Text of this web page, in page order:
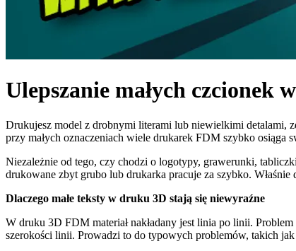
Ulepszanie małych czcionek
Drukujesz model z drobnymi literami lub niewielkimi detalami,
przy małych oznaczeniach wiele drukarek FDM szybko osiąga
Niezależnie od tego, czy chodzi o logotypy, grawerunki,
drukowane zbyt grubo lub drukarka pracuje za szybko.
Dlaczego małe teksty w druku 3D stają się niewyraźne
W druku 3D FDM materiał nakładany jest linia po linii.
szerokości linii. Prowadzi to do typowych problemów, takich